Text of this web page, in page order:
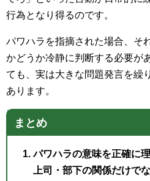
行為となり得るのです。
パワハラを指摘された場合、そ
かどうか冷静に判断する必要が
ても、実は大きな問題発言を繰
あります。
まとめ
パワハラの意味を正確に
上司・部下の関係だけで